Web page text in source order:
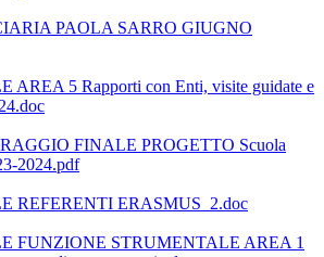
PAOLA SARRO GIUGNO
5 Rapporti con Enti, visite guidate e
FINALE PROGETTO Scuola
2024.pdf
REFERENTI ERASMUS_2.doc
FUNZIONE STRUMENTALE AREA 1